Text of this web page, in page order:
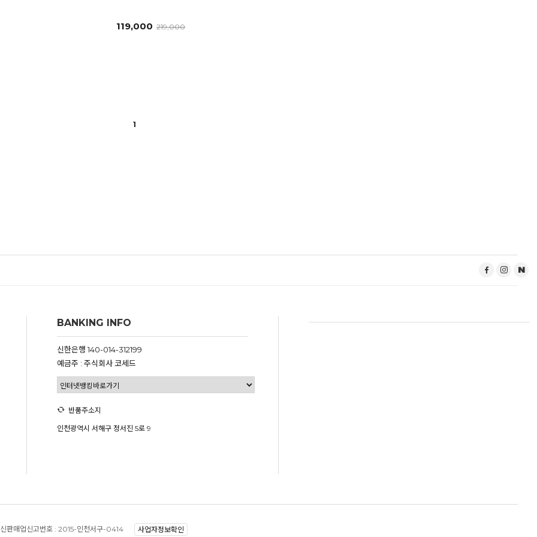
119,000 219,000
1
BANKING INFO
신한은행 140-014-312199
예금주 : 주식회사 코세드
반품주소지
인천광역시 서해구 정서진 5로 9
판매업신고번호 : 2015-인천서구-0414 사업자정보확인